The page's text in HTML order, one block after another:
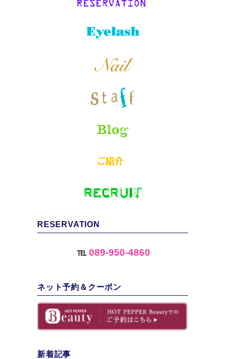
RESERVATION
℡ 089-950-4860
ネット予約＆クーポン
新着記事